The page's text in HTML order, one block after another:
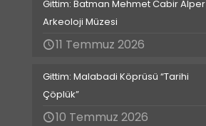
Gittim: Batman Mehmet Cabir Alper
Arkeoloji Müzesi
11 Temmuz 2026
Gittim: Malabadi Köprüsü “Tarihi
Çöplük”
10 Temmuz 2026